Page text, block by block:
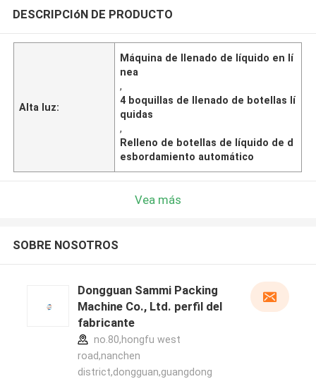
DESCRIPCIóN DE PRODUCTO
Alta luz:
Máquina de llenado de líquido en lí
nea
,
4 boquillas de llenado de botellas lí
quidas
,
Relleno de botellas de líquido de d
esbordamiento automático
Vea más
SOBRE NOSOTROS
Dongguan Sammi Packing
Machine Co., Ltd. perfil del
fabricante
no.80,hongfu west
road,nanchen
district,dongguan,guangdong